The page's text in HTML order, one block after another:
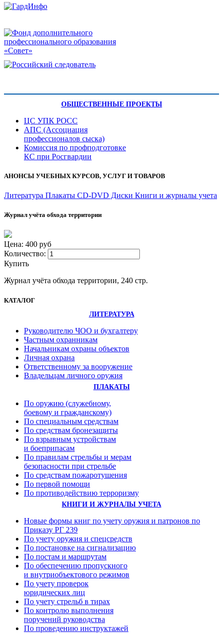
ОБЩЕСТВЕННЫЕ ПРОЕКТЫ
ЦС УПК РОСС
АПС (Ассоциация
профессионалов сыска)
Комиссия по профподготовке
КС при Росгвардии
АНОНСЫ УЧЕБНЫХ КУРСОВ, УСЛУГ И ТОВАРОВ
Литература Плакаты CD-DVD Диски Книги и журналы учета
Журнал учёта обхода территории
Цена: 400 руб
Количество:
Купить
Журнал учёта обхода территории, 240 стр.
КАТАЛОГ
ЛИТЕРАТУРА
Руководителю ЧОО и бухгалтеру
Частным охранникам
Начальникам охраны объектов
Личная охрана
Ответственному за вооружение
Владельцам личного оружия
ПЛАКАТЫ
По оружию (служебному,
боевому и гражданскому)
По специальным средствам
По средствам бронезащиты
По взрывным устройствам
и боеприпасам
По правилам стрельбы и мерам
безопасности при стрельбе
По средствам пожаротушения
По первой помощи
По противодействию терроризму
КНИГИ И ЖУРНАЛЫ УЧЕТА
Новые формы книг по учету оружия и патронов по
Приказу РГ 239
По учету оружия и спецсредств
По постановке на сигнализацию
По постам и маршрутам
По обеспечению пропускного
и внутриобъектового режимов
По учету проверок
юридических лиц
По учету стрельб в тирах
По контролю выполнения
поручений руководства
По проведению инструктажей